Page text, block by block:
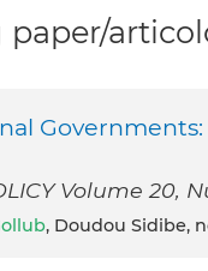
Volume 20,
, Doudou Sidibe,